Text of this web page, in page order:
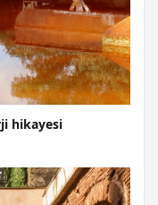
hikayesi